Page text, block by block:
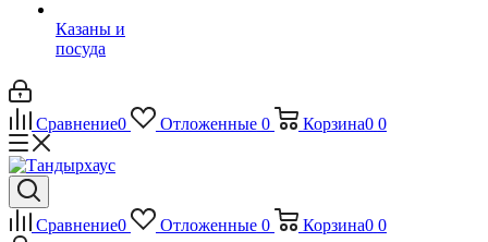
Казаны и
посуда
Сравнение0 Отложенные 0 Корзина0 0
Сравнение0 Отложенные 0 Корзина0 0